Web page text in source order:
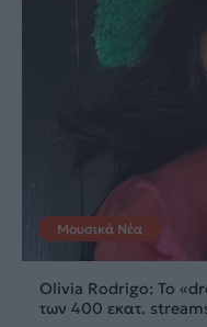
Μουσικά Νέα
Olivia Rodrigo: To
των 400 εκατ.